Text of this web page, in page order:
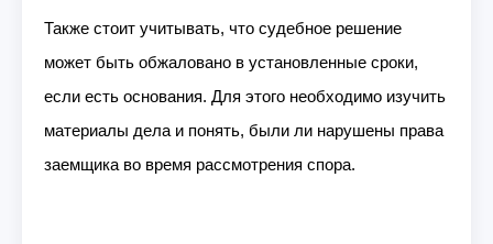
Также стоит учитывать, что судебное решение
может быть обжаловано в установленные сроки,
если есть основания. Для этого необходимо изучить
материалы дела и понять, были ли нарушены права
заемщика во время рассмотрения спора.